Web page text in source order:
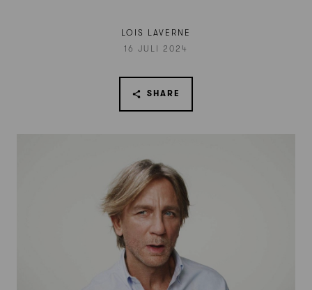
LOIS LAVERNE
16 JULI 2024
SHARE